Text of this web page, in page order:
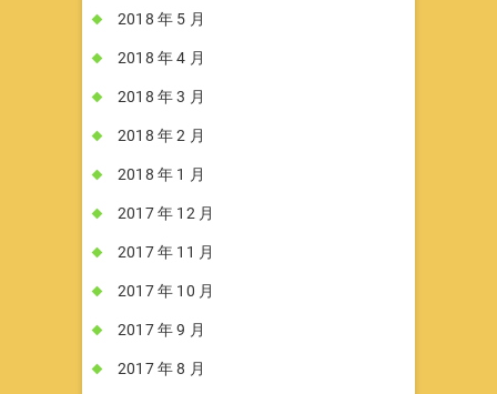
2018 年 5 月
2018 年 4 月
2018 年 3 月
2018 年 2 月
2018 年 1 月
2017 年 12 月
2017 年 11 月
2017 年 10 月
2017 年 9 月
2017 年 8 月